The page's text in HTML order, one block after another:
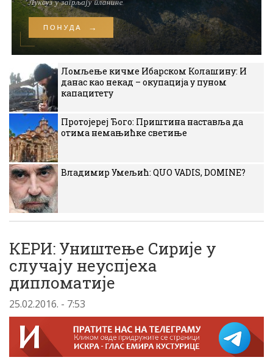
Ломљење кичме Ибарском Колашину: И
данас као некад – окупација у пуном
капацитету
Протојереј Ђого: Приштина наставља да
отима немањићке светиње
Владимир Умељић: QUO VADIS, DOMINE?
КЕРИ: Уништење Сирије у
случају неуспјеха
дипломатије
25.02.2016. - 7:53